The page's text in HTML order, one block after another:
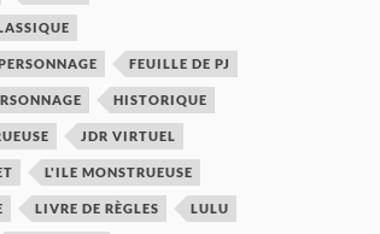
FEUILLE DE PJ
HISTORIQUE
JDR VIRTUEL
L'ILE MONSTRUEUSE
LIVRE DE RÈGLES LULU